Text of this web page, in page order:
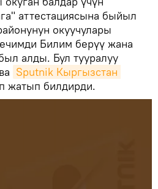
аттестациясына быйыл
окуучулары
Билим берүү жана
алды. Бул тууралуу
Sputnik Кыргызстан
жатып билдирди.